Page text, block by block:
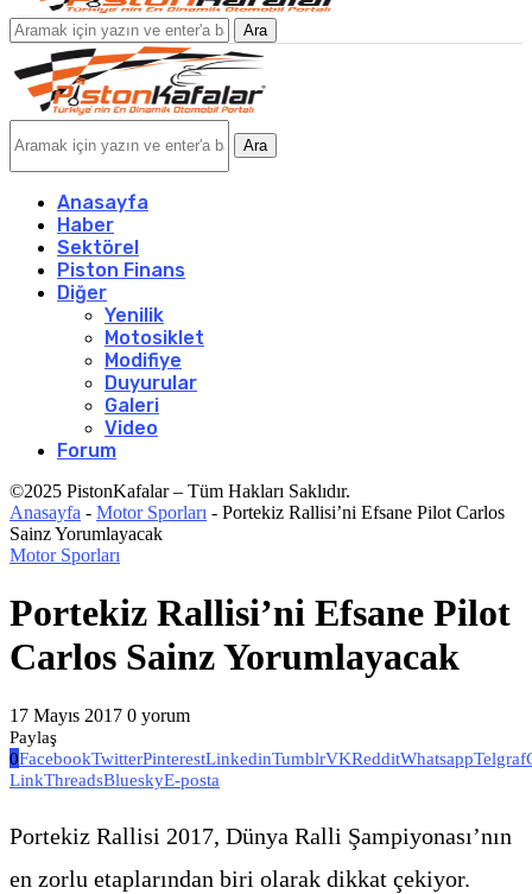
Ara
Ara
Anasayfa
Haber
Sektörel
Piston Finans
Diğer
Yenilik
Motosiklet
Modifiye
Duyurular
Galeri
Video
Forum
©2025 PistonKafalar – Tüm Hakları Saklıdır.
Anasayfa - Motor Sporları - Portekiz Rallisi’ni Efsane Pilot Carlos
Sainz Yorumlayacak
Motor Sporları
Portekiz Rallisi’ni Efsane Pilot
Carlos Sainz Yorumlayacak
17 Mayıs 2017 0 yorum
Paylaş
0FacebookTwitterPinterestLinkedinTumblrVKRedditWhatsappTelgraf
LinkThreadsBlueskyE-posta
Portekiz Rallisi 2017, Dünya Ralli Şampiyonası’nın
en zorlu etaplarından biri olarak dikkat çekiyor.